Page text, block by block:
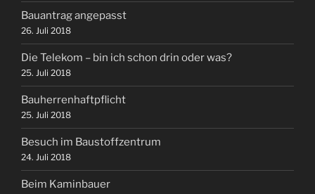
Bauantrag angepasst
26. Juli 2018
Die Telekom – bin ich schon drin oder was?
25. Juli 2018
Bauherrenhaftpflicht
25. Juli 2018
Besuch im Baustoffzentrum
24. Juli 2018
Beim Kaminbauer